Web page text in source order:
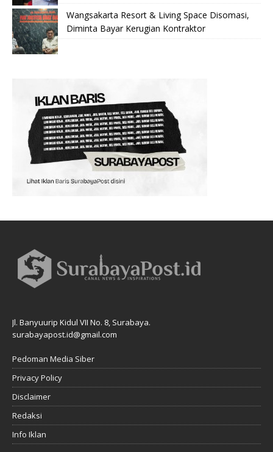
Wangsakarta Resort & Living Space Disomasi,
Diminta Bayar Kerugian Kontraktor
Jl. Banyuurip Kidul VII No. 8, Surabaya.
surabayapost.id@gmail.com
Pedoman Media Siber
Privacy Policy
Disclaimer
Redaksi
Info Iklan